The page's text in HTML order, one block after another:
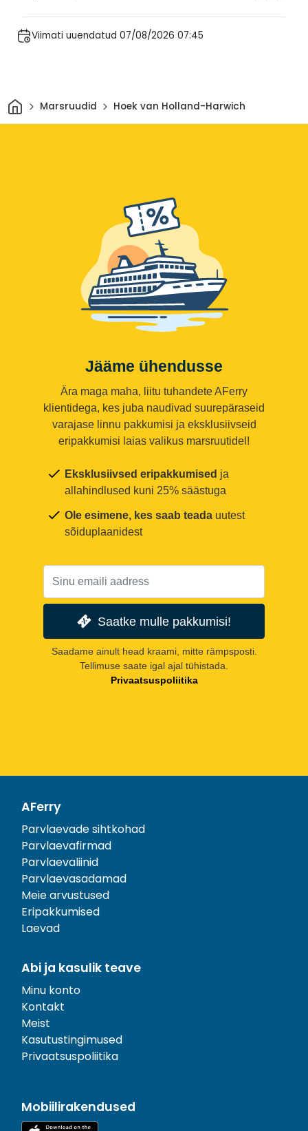
Viimati uuendatud 07/08/2026 07:45
Avaleht
Marsruudid Hoek van Holland-Harwich
Jääme ühendusse
Ära maga maha, liitu tuhandete AFerry
klientidega, kes juba naudivad suurepäraseid
varajase linnu pakkumisi ja eksklusiivseid
eripakkumisi laias valikus marsruutidel!
Eksklusiivsed eripakkumised ja
allahindlused kuni 25% säästuga
Ole esimene, kes saab teada uutest
sõiduplaanidest
Saatke mulle pakkumisi!
Saadame ainult head kraami, mitte rämpsposti.
Tellimuse saate igal ajal tühistada.
Privaatsuspoliitika
AFerry
Parvlaevade sihtkohad
Parvlaevafirmad
Parvlaevaliinid
Parvlaevasadamad
Meie arvustused
Eripakkumised
Laevad
Abi ja kasulik teave
Minu konto
Kontakt
Meist
Kasutustingimused
Privaatsuspoliitika
Mobiilirakendused